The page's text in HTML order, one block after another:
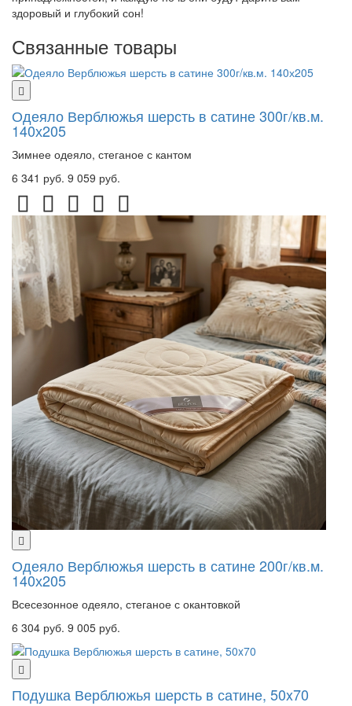
здоровый и глубокий сон!
Связанные товары
Одеяло Верблюжья шерсть в сатине 300г/кв.м.
140х205
Зимнее одеяло, стеганое с кантом
6 341 руб. 9 059 руб.
Одеяло Верблюжья шерсть в сатине 200г/кв.м.
140х205
Всесезонное одеяло, стеганое с окантовкой
6 304 руб. 9 005 руб.
Подушка Верблюжья шерсть в сатине, 50x70